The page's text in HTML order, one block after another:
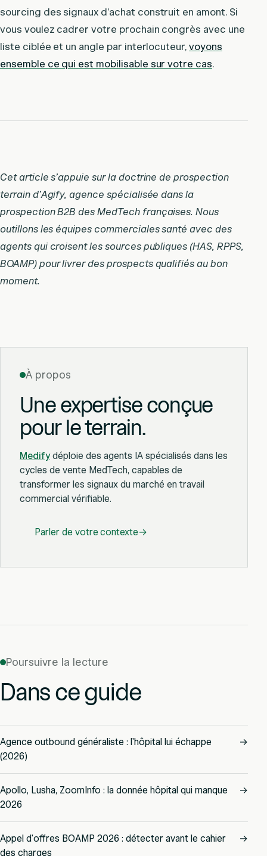
sourcing des signaux d’achat construit en amont. Si
vous voulez cadrer votre prochain congrès avec une
liste ciblée et un angle par interlocuteur,voyons
ensemble ce qui est mobilisable sur votre cas.
Cet article s’appuie sur la doctrine de prospection
terrain d’Agify, agence spécialisée dans la
prospection B2B des MedTech françaises. Nous
outillons les équipes commerciales santé avec des
agents qui croisent les sources publiques (HAS, RPPS,
BOAMP) pour livrer des prospects qualifiés au bon
moment.
À propos
Une expertise conçue
pour le terrain.
Medifydéploie des agents IA spécialisés dans les
cycles de vente MedTech, capables de
transformer les signaux du marché en travail
commercial vérifiable.
Parler de votre contexte→
Poursuivre la lecture
Dans ce guide
Agence outbound généraliste : l'hôpital lui échappe
(2026)
→
Apollo, Lusha, ZoomInfo : la donnée hôpital qui manque
2026
→
Appel d'offres BOAMP 2026 : détecter avant le cahier
des charges
→